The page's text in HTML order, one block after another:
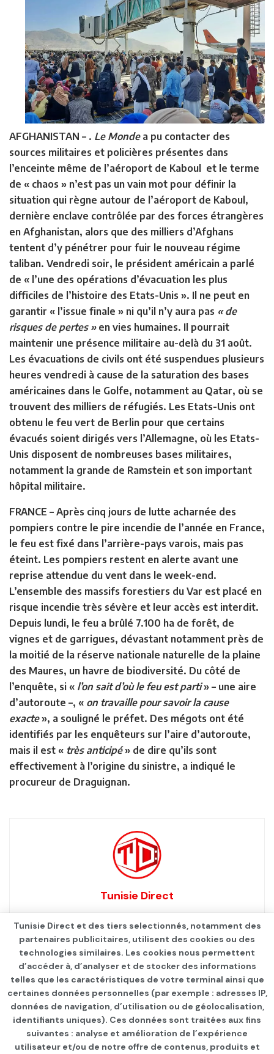
AFGHANISTAN – . Le Mondea pu contacter des
sources militaires et policières présentes dans
l’enceinte même de l’aéroport de Kaboul et le terme
de « chaos » n’est pas un vain mot pour définir la
situation qui règne autour de l’aéroport de Kaboul,
dernière enclave contrôlée par des forces étrangères
en Afghanistan, alors que des milliers d’Afghans
tentent d’y pénétrer pour fuir le nouveau régime
taliban. Vendredi soir, le président américain a parlé
de « l’une des opérations d’évacuation les plus
difficiles de l’histoire des Etats-Unis ». Il ne peut en
garantir « l’issue finale » ni qu’il n’y aura pas « de
risques de pertes »en vies humaines. Il pourrait
maintenir une présence militaire au-delà du 31 août.
Les évacuations de civils ont été suspendues plusieurs
heures vendredi à cause de la saturation des bases
américaines dans le Golfe, notamment au Qatar, où se
trouvent des milliers de réfugiés. Les Etats-Unis ont
obtenu le feu vert de Berlin pour que certains
évacués soient dirigés vers l’Allemagne, où les Etats-
Unis disposent de nombreuses bases militaires,
notamment la grande de Ramstein et son important
hôpital militaire.
FRANCE – Après cinq jours de lutte acharnée des
pompiers contre le pire incendie de l’année en France,
le feu est fixé dans l’arrière-pays varois, mais pas
éteint. Les pompiers restent en alerte avant une
reprise attendue du vent dans le week-end.
L’ensemble des massifs forestiers du Var est placé en
risque incendie très sévère et leur accès est interdit.
Depuis lundi, le feu a brûlé 7.100 ha de forêt, de
vignes et de garrigues, dévastant notamment près de
la moitié de la réserve nationale naturelle de la plaine
des Maures, un havre de biodiversité. Du côté de
l’enquête, si « l’on sait d’où le feu est parti» – une aire
d’autoroute –, « on travaille pour savoir la cause
exacte», a souligné le préfet. Des mégots ont été
identifiés par les enquêteurs sur l’aire d’autoroute,
mais il est « très anticipé» de dire qu’ils sont
effectivement à l’origine du sinistre, a indiqué le
procureur de Draguignan.
Tunisie Direct
Page d'accueil SANTÉ Infos Covid
Tunisie Direct et des tiers selectionnés, notamment des
partenaires publicitaires, utilisent des cookies ou des
technologies similaires. Les cookies nous permettent
d’accéder à, d’analyser et de stocker des informations
telles que les caractéristiques de votre terminal ainsi que
certaines données personnelles (par exemple : adresses IP,
données de navigation, d’utilisation ou de géolocalisation,
identifiants uniques). Ces données sont traitées aux fins
suivantes : analyse et amélioration de l’expérience
utilisateur et/ou de notre offre de contenus, produits et